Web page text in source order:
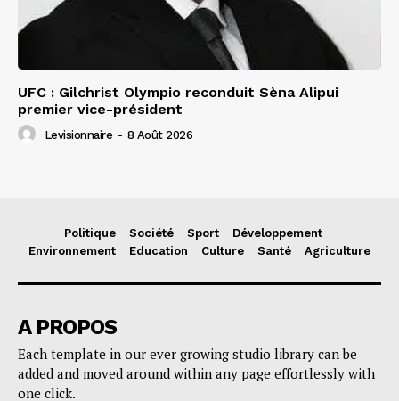
UFC : Gilchrist Olympio reconduit Sèna Alipui
premier vice-président
Levisionnaire - 8 Août 2026
Politique Société Sport
Développement
Environnement
Education Culture Santé Agriculture
A PROPOS
Each template in our ever growing studio library can be
added and moved around within any page effortlessly with
one click.